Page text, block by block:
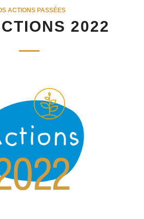
ACTIONS PASSÉES
2022